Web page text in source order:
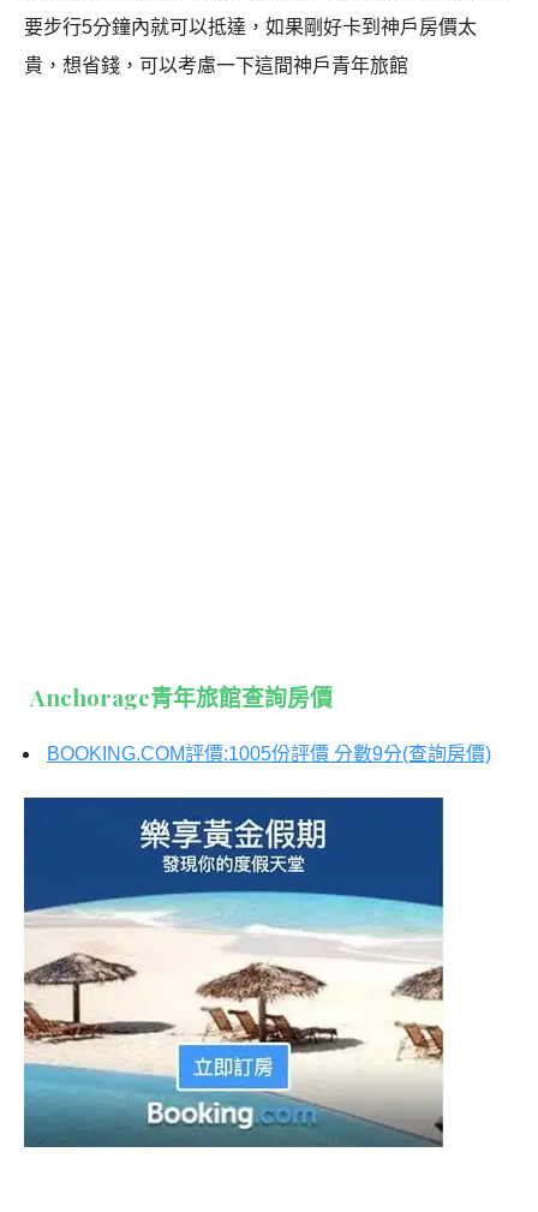
要步行5分鐘內就可以抵達，如果剛好卡到神戶房價太
貴，想省錢，可以考慮一下這間神戶青年旅館
Anchorage青年旅館查詢房價
BOOKING.COM評價:1005份評價 分數9分(查詢房價)